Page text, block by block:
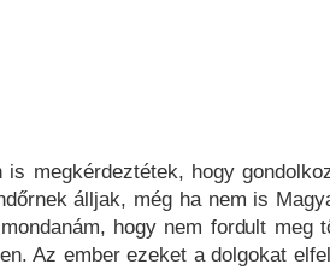
is megkérdeztétek, hogy
álljak, még ha nem is
hogy nem fordult meg
Az ember ezeket a dolgokat